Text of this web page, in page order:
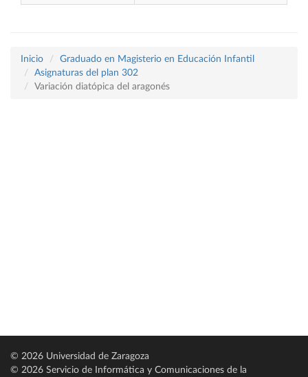
Inicio
Graduado en Magisterio en Educación Infantil
Asignaturas del plan 302
Variación diatópica del aragonés
© 2026 Universidad de Zaragoza
© 2026 Servicio de Informática y Comunicaciones de la